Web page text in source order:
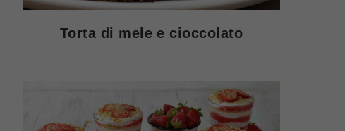
Torta di mele e cioccolato